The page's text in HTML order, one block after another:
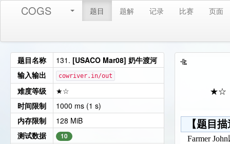
COGS 题目 题解 记录 比赛 页面
题目名称 131. [USACO Mar08] 奶牛渡河
输入输出
cowriver.in/out
难度等级
★☆
时间限制
1000 ms (1 s)
内存限制
128 MiB
测试数据
10
★☆
【题目
Farmer